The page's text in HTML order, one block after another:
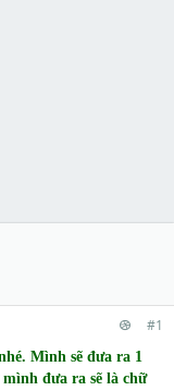
#1
Mình sẽ đưa ra 1
đưa ra sẽ là chữ